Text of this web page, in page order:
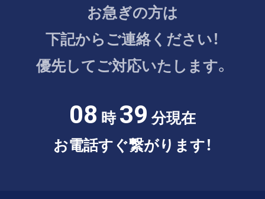
お急ぎの方は
下記からご連絡ください！
優先してご対応いたします。
08 時39 分現在
お電話すぐ繋がります！